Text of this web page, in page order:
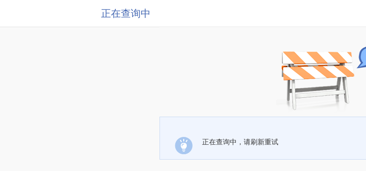
正在查询中
正在查询中，请刷新重试